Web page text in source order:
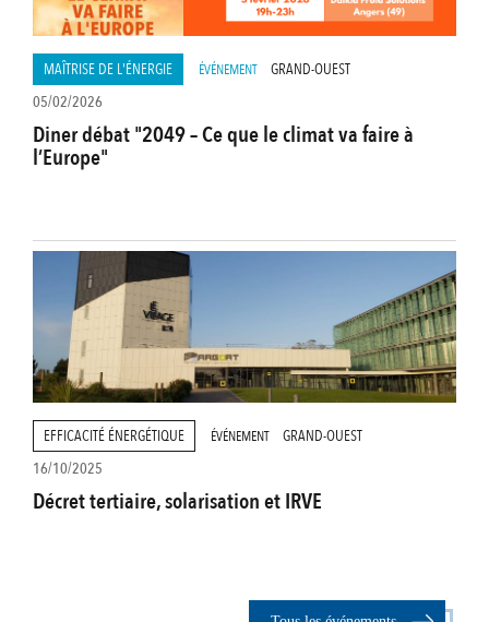
MAÎTRISE DE L'ÉNERGIE ÉVÉNEMENT
GRAND-OUEST
05/02/2026
Diner débat "2049 – Ce que le climat va faire à
l’Europe"
EFFICACITÉ ÉNERGÉTIQUE ÉVÉNEMENT
GRAND-OUEST
16/10/2025
Décret tertiaire, solarisation et IRVE